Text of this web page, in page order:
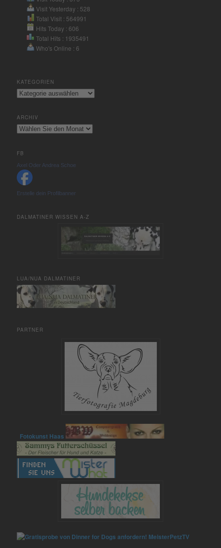
Visit Yesterday : 528
Total Visit : 564991
Hits Today : 606
Total Hits : 1935491
Who's Online : 6
KATEGORIEN
Kategorien
ARCHIV
Archiv
FB
Axel Oder Andrea Schoe
Erstelle dein Profilbanner
DALMATINER WISSEN A-Z
LUA/NUA DALMATINER
PARTNER
Fotokunst Haas
MeisterPetzTV